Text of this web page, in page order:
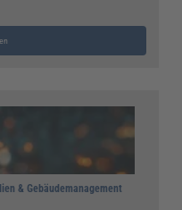
& Gebäudemanagement